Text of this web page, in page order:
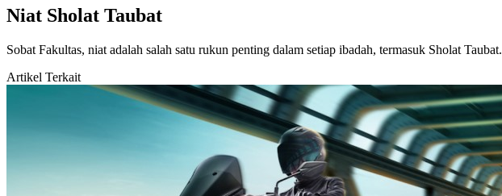
Niat Sholat Taubat
Sobat Fakultas, niat adalah salah satu rukun penting dalam setiap ibadah, termasuk Sholat Taubat.
Artikel Terkait